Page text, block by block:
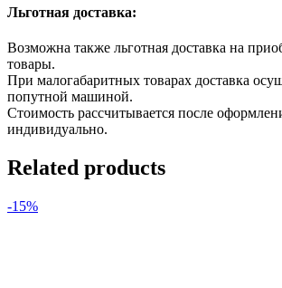
Льготная доставка:
Возможна также льготная доставка на
товары.
При малогабаритных товарах доставка
попутной машиной.
Стоимость рассчитывается после
индивидуально.
Related products
-15%